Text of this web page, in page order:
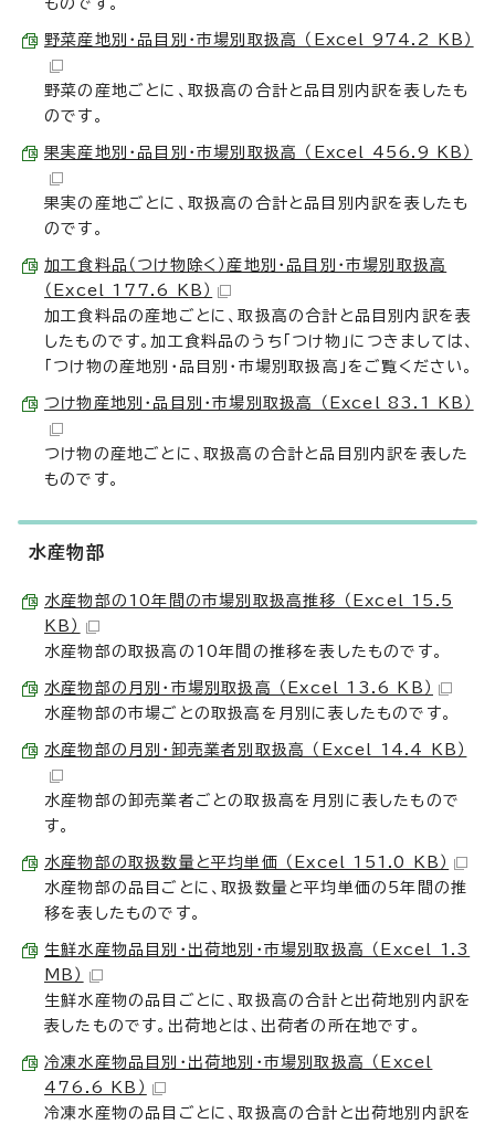
ものです。
野菜産地別・品目別・市場別取扱高 （Excel 974.2 KB）
野菜の産地ごとに、取扱高の合計と品目別内訳を表したも
のです。
果実産地別・品目別・市場別取扱高 （Excel 456.9 KB）
果実の産地ごとに、取扱高の合計と品目別内訳を表したも
のです。
加工食料品（つけ物除く）産地別・品目別・市場別取扱高
（Excel 177.6 KB）
加工食料品の産地ごとに、取扱高の合計と品目別内訳を表
したものです。加工食料品のうち「つけ物」につきましては、
「つけ物の産地別・品目別・市場別取扱高」をご覧ください。
つけ物産地別・品目別・市場別取扱高 （Excel 83.1 KB）
つけ物の産地ごとに、取扱高の合計と品目別内訳を表した
ものです。
水産物部
水産物部の10年間の市場別取扱高推移 （Excel 15.5
KB）
水産物部の取扱高の10年間の推移を表したものです。
水産物部の月別・市場別取扱高 （Excel 13.6 KB）
水産物部の市場ごとの取扱高を月別に表したものです。
水産物部の月別・卸売業者別取扱高 （Excel 14.4 KB）
水産物部の卸売業者ごとの取扱高を月別に表したもので
す。
水産物部の取扱数量と平均単価 （Excel 151.0 KB）
水産物部の品目ごとに、取扱数量と平均単価の5年間の推
移を表したものです。
生鮮水産物品目別・出荷地別・市場別取扱高 （Excel 1.3
MB）
生鮮水産物の品目ごとに、取扱高の合計と出荷地別内訳を
表したものです。出荷地とは、出荷者の所在地です。
冷凍水産物品目別・出荷地別・市場別取扱高 （Excel
476.6 KB）
冷凍水産物の品目ごとに、取扱高の合計と出荷地別内訳を